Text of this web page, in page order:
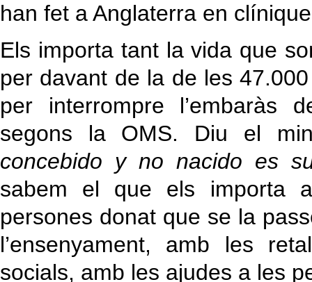
han fet a Anglaterra en
Els importa tant la vida que
per davant de la de les
per interrompre l’embaràs
segons la OMS. Diu el
concebido y no nacido es
sabem el que els importa
persones donat que se la
l’ensenyament, amb les
socials, amb les ajudes a les